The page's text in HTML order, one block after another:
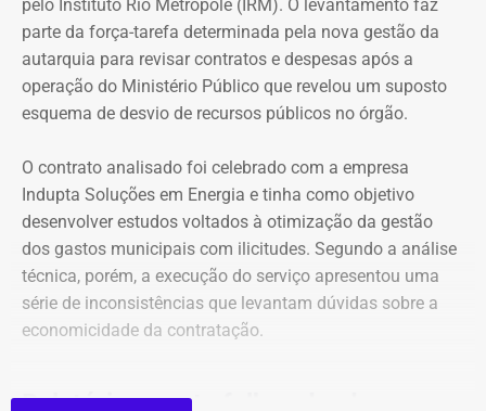
existência de irregularidades.
Declaração de bens de Vinícius Cozzolino em 2026 — Foto:
Reprodução/Divulgacand
pelo Instituto Rio Metrópole (IRM). O levantamento faz
parte da força-tarefa determinada pela nova gestão da
autarquia para revisar contratos e despesas após a
operação do Ministério Público que revelou um suposto
esquema de desvio de recursos públicos no órgão.
O contrato analisado foi celebrado com a empresa
Indupta Soluções em Energia e tinha como objetivo
desenvolver estudos voltados à otimização da gestão
dos gastos municipais com ilicitudes. Segundo a análise
técnica, porém, a execução do serviço apresentou uma
série de inconsistências que levantam dúvidas sobre a
economicidade da contratação.
Relatório aponta falhas desde o